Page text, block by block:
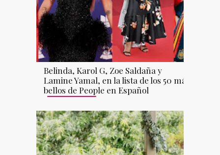
Belinda, Karol G, Zoe Saldaña y
Lamine Yamal, en la lista de los 50 más
bellos de People en Español